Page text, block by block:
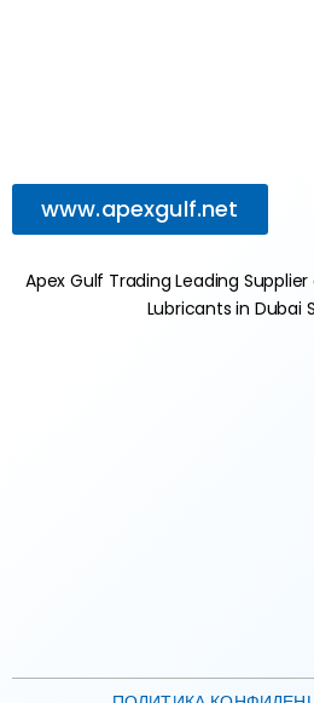
www.apexgulf.net
Apex Gulf Trading Leading
Lubricants in Dubai